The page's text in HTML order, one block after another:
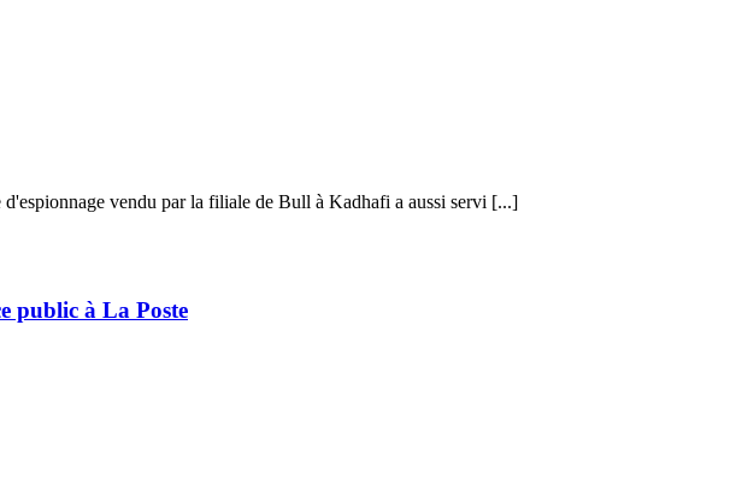
vendu par la filiale de Bull à Kadhafi a aussi servi [...]
public à La Poste